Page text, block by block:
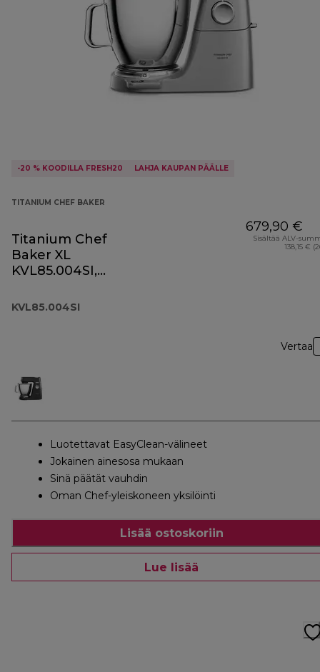
-20 % KOODILLA FRESH20 LAHJA KAUPAN PÄÄLLE
TITANIUM CHEF BAKER
Titanium Chef
Baker XL
KVL85.004SI,
KVL85.004SI
679,90 €
Sisältää ALV-
138,15 €
Vertaa
Luotettavat EasyClean-välineet
Jokainen ainesosa mukaan
Sinä päätät vauhdin
Oman Chef-yleiskoneen yksilöinti
Lisää ostoskoriin
Lue lisää